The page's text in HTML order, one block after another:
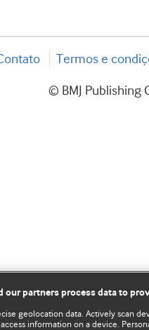
Termos e
© BMJ Publishing
our partners process data to
geolocation data. Actively scan
information on a device.